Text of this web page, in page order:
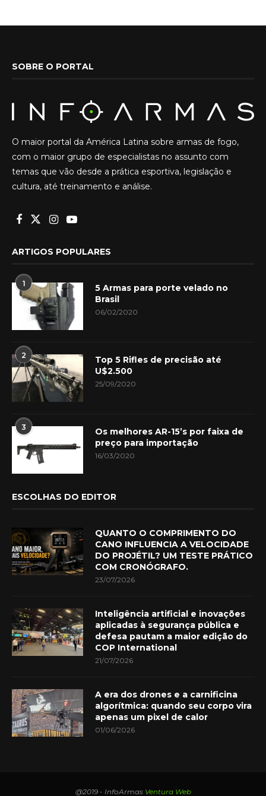
SOBRE O PORTAL
O maior portal da América Latina sobre armas de fogo,
com o maior grupo de especialistas no assunto com
temas que vão desde a prática esportiva, legislação e
cultura, até treinamento e análise.
ARTIGOS POPULARES
1
5 Armas para porte velado no
Brasil
06/02/2020
2
Top 5 Rifles de precisão até
U$2.500
25/09/2020
3
Os melhores AR-15’s por faixa de
preço para importação
16/03/2020
ESCOLHAS DO EDITOR
QUANTO O COMPRIMENTO DO
CANO INFLUENCIA A VELOCIDADE
DO PROJÉTIL? UM TESTE PRÁTICO
COM CRONÓGRAFO.
23/07/2026
Inteligência artificial e inovações
aplicadas à segurança pública e
defesa pautam a maior edição do
COP International
21/07/2026
A era dos drones e a carnificina
algorítmica: quando seu corpo vira
apenas um pixel de calor
01/06/2026
@2019 - InfoArmas Ventura Web